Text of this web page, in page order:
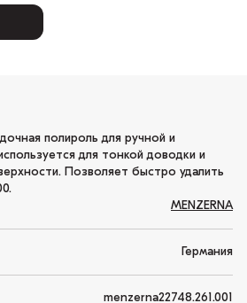
полироль для ручной и
для тонкой доводки и
Позволяет быстро удалить
MENZERNA
Германия
menzerna22748.261.001